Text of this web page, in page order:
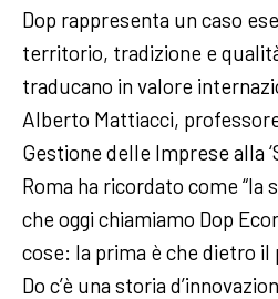
Dop rappresenta un caso
territorio, tradizione e
traducano in valore
Alberto Mattiacci,
Gestione delle Imprese alla
Roma ha ricordato come
che oggi chiamiamo Dop
cose: la prima è che dietro
Do c’è una storia